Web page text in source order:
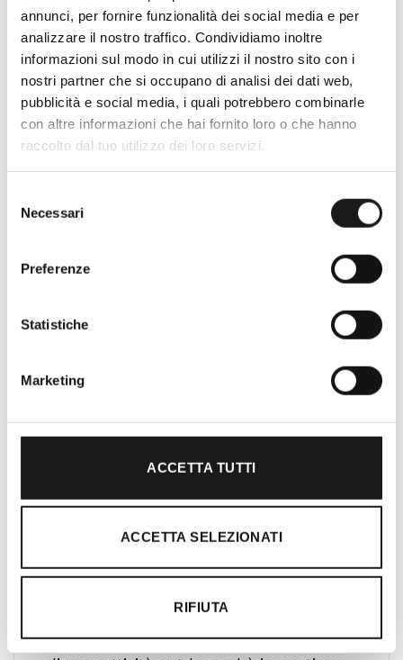
annunci, per fornire funzionalità dei social media e per
analizzare il nostro traffico. Condividiamo inoltre
informazioni sul modo in cui utilizzi il nostro sito con i
nostri partner che si occupano di analisi dei dati web,
pubblicità e social media, i quali potrebbero combinarle
con altre informazioni che hai fornito loro o che hanno
raccolto dal tuo utilizzo dei loro servizi.
delNecessari
Preferenze
Statistiche
Marketing
ACCETTA TUTTI
ACCETTA SELEZIONATI
RIFIUTA
Oltre 30 anni di esperienza
per amanti dell’outdoor a Roma e nel
l’acquisto un’esperienza formativa e
Ti guidiamo alla scelta
Il nostro team è formato da personale
altamente specializzato che pratica le più